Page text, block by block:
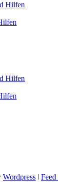
Hilfen
Hilfen
Wordpress